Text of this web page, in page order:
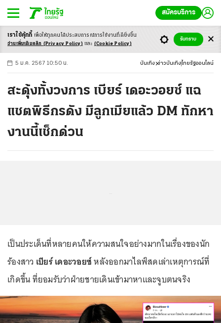
สมัครบริการ
-ก ก ก+
5 ม.ค. 2567 10:50 น. บันเทิง ข่าวบันเทิง ไทยรัฐออนไลน์
สะดุ้งทั้งวงการ เบียร์ เดอะวอยซ์ แฉ
แชตพิธีกรดัง มีลูกเมียแล้ว DM ทักหา
งานนี้เช็กด่วน
เป็นประเด็นที่หลายคนให้ความสนใจอย่างมากในเรื่องของนัก
ร้องสาว เบียร์ เดอะวอยซ์หลังออกมาไลฟ์สดเล่าเหตุการณ์ที่
เกิดขึ้น ที่ยอมรับว่าฝ่ายชายเดินเข้ามาหาและจูบตนจริง
เราใช้คุ้กกี้ เพื่อให้ทุกคนได้ประสบการณ์การใช้งานที่ดียิ่งขึ้น
อ่านเพิ่มเติมคลิก (Privacy Policy) และ (Cookie Policy)
รับทราบ